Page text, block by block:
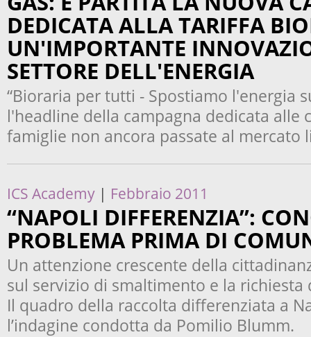
DEDICATA ALLA TARIFFA
UN'IMPORTANTE
SETTORE DELL'ENERGIA
“Bioraria per tutti - Spostiamo l'energia
l'headline della campagna dedicata alle
famiglie non ancora passate al mercato
ICS Academy | Febbraio 2011
“NAPOLI DIFFERENZIA”:
PROBLEMA PRIMA DI
Un attenzione crescente della
sul servizio di smaltimento e la
Il quadro della raccolta differenziata a
l’indagine condotta da Pomilio Blumm.